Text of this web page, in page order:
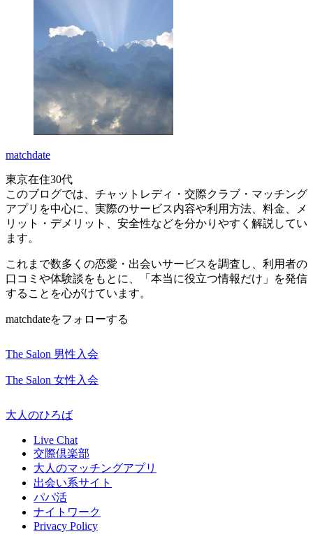
matchdate
東京在住30代
このブログでは、チャットレディ・交際クラブ・マッチング
アプリを中心に、実際のサービス内容や利用方法、料金、メ
リット・デメリット、安全性などを分かりやすく解説してい
ます。
これまで数多くの恋愛・出会いサービスを調査し、利用者の
口コミや体験談をもとに、「本当に役立つ情報だけ」を発信
することを心がけています。
matchdateをフォローする
The Salon 男性入会
The Salon 女性入会
大人のひろば
Live Chat
交際倶楽部
大人のマッチングアプリ
出会い系サイト
パパ活
ナイトワーク
Privacy Policy